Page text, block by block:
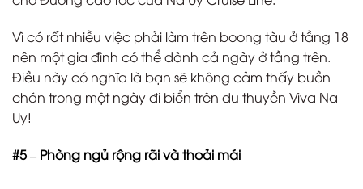
Vì có rất nhiều việc phải làm trên boong tàu ở tầng 18
nên một gia đình có thể dành cả ngày ở tầng trên.
Điều này có nghĩa là bạn sẽ không cảm thấy buồn
chán trong một ngày đi biển trên du thuyền Viva Na
Uy!
#5 – Phòng ngủ rộng rãi và thoải mái